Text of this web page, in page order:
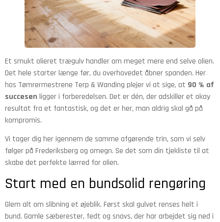
Et smukt olieret trægulv handler om meget mere end selve olien.
Det hele starter længe før, du overhovedet åbner spanden. Her
hos Tømrermestrene Terp & Wanding plejer vi at sige, at 90 % af
succesen ligger i forberedelsen. Det er dén, der adskiller et okay
resultat fra et fantastisk, og det er her, man aldrig skal gå på
kompromis.
Vi tager dig her igennem de samme afgørende trin, som vi selv
følger på Frederiksberg og omegn. Se det som din tjekliste til at
skabe det perfekte lærred for olien.
Start med en bundsolid rengøring
Glem alt om slibning et øjeblik. Først skal gulvet renses helt i
bund. Gamle sæberester, fedt og snavs, der har arbejdet sig ned i